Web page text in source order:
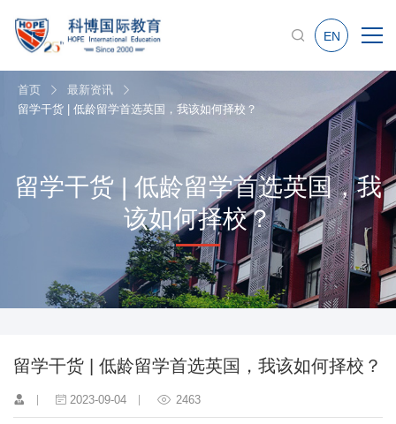
EN
首页
最新资讯
留学干货 | 低龄留学首选英国，我该如何择校？
留学干货 | 低龄留学首选英国，我
该如何择校？
留学干货 | 低龄留学首选英国，我该如何择校？
2023-09-04 2463